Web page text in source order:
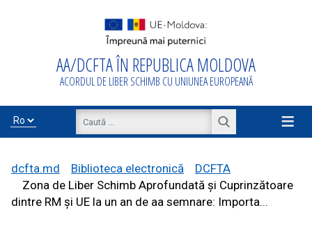
AA/DCFTA ÎN REPUBLICA MOLDOVA
ACORDUL DE LIBER SCHIMB CU UNIUNEA EUROPEANĂ
≡
dcfta.md Biblioteca electronică
DCFTA
Zona de Liber Schimb Aprofundată și Cuprinzătoare
dintre RM și UE la un an de aa semnare: Importa...